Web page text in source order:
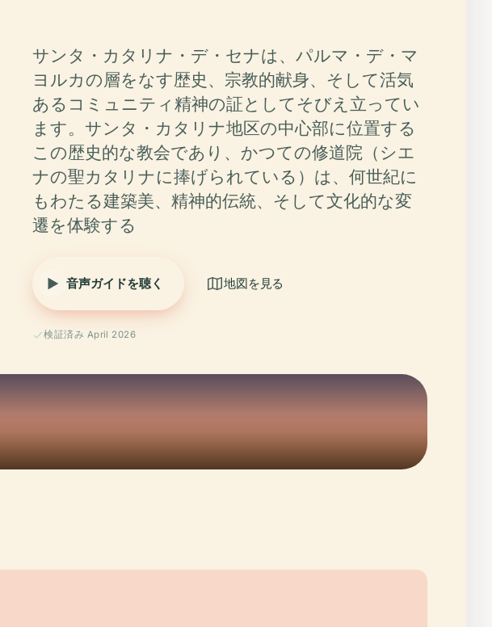
サンタ・カタリナ・デ・セナは、パルマ・デ・マ
ヨルカの層をなす歴史、宗教的献身、そして活気
あるコミュニティ精神の証としてそびえ立ってい
ます。サンタ・カタリナ地区の中心部に位置する
この歴史的な教会であり、かつての修道院（シエ
ナの聖カタリナに捧げられている）は、何世紀に
もわたる建築美、精神的伝統、そして文化的な変
遷を体験する
音声ガイドを聴く 地図を見る
検証済み April 2026